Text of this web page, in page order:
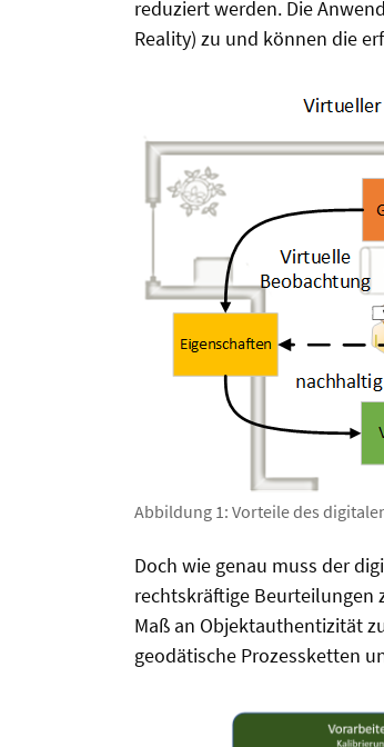
reduziert werden. Die
Reality) zu und können die
Abbildung 1: Vorteile des
Doch wie genau muss der
rechtskräftige Beurteilungen
Maß an Objektauthentizität
geodätische Prozessketten